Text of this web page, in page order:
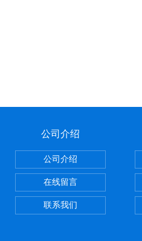
公司介绍
公司介绍
在线留言
联系我们